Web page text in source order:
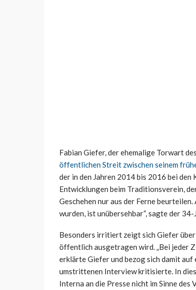
Fabian Giefer, der ehemalige Torwart
öffentlichen Streit zwischen seinem
der in den Jahren 2014 bis 2016 bei
Entwicklungen beim Traditionsverein,
Geschehen nur aus der Ferne
wurden, ist unübersehbar“, sagte der
Besonders irritiert zeigt sich Giefer
öffentlich ausgetragen wird. „Bei jeder
erklärteGieferund bezog sich damit auf
umstrittenen Interview kritisierte. In
Interna an die Presse nicht im Sinne des